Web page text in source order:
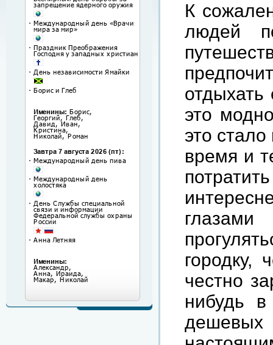
К
людей
отдыхать
это
это
время и
глазами
городку,
честно
нибудь в